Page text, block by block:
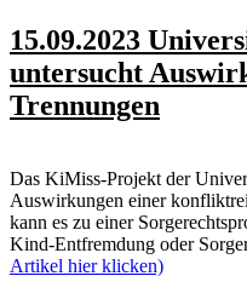
15.09.2023
untersucht
Trennungen
Das KiMiss-Projekt der
Auswirkungen einer
kann es zu einer
Kind-Entfremdung oder
Artikel hier klicken)